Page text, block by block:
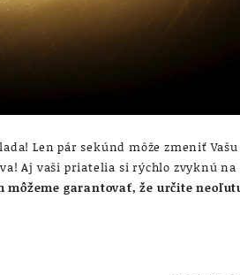
Len pár sekúnd môže zmeniť
Aj vaši priatelia si rýchlo zvyknú
môžeme garantovať, že určite